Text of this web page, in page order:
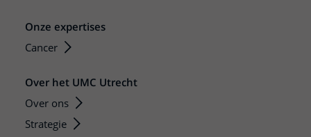
Onze expertises
Cancer
Over het UMC Utrecht
Over ons
Strategie